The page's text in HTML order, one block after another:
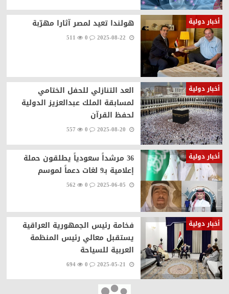
أخبار دولية هولندا تعيد لمصر آثارا مهرّبة
0
511
أخبار دولية
العد التنازلي للحفل الختامي
لمسابقة الملك عبدالعزيز الدولية
لحفظ القرآن
0
557
أخبار دولية
36 مرشداً سعودياً يطلقون حملة
إعلامية بـ9 لغات دعماً لموسم
0
562
أخبار دولية
فخامة رئيس الجمهورية العراقية
يستقبل معالي رئيس المنظمة
العربية للسياحة
0
694